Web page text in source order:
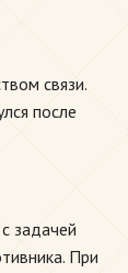
связи.
после
задачей
При